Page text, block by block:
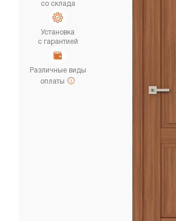
со склада
Установка
с гарантией
Различные виды
оплаты